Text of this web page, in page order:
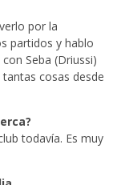
por la
partidos y hablo
Seba (Driussi)
cosas desde
todavía. Es muy